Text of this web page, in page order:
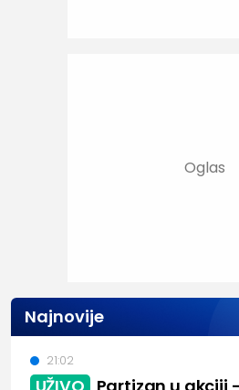
Najnovije
21:02